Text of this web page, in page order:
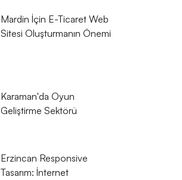
Mardin İçin E-Ticaret Web
Sitesi Oluşturmanın Önemi
Karaman'da Oyun
Geliştirme Sektörü
Erzincan Responsive
Tasarım: İnternet